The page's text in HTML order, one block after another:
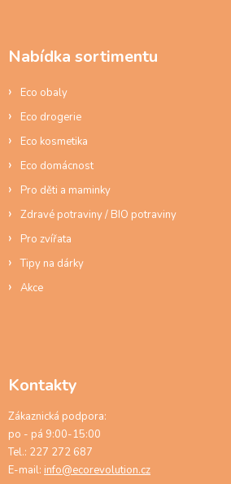
Nabídka sortimentu
Eco obaly
Eco drogerie
Eco kosmetika
Eco domácnost
Pro děti a maminky
Zdravé potraviny / BIO potraviny
Pro zvířata
Tipy na dárky
Akce
Kontakty
Zákaznická podpora:
po - pá 9:00-15:00
Tel.: 227 272 687
E-mail: info@ecorevolution.cz